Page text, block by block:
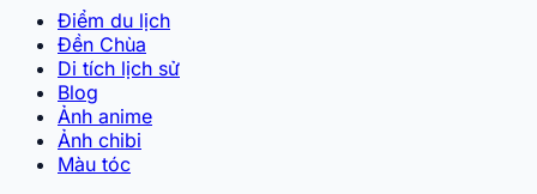
Điểm du lịch
Đền Chùa
Di tích lịch sử
Blog
Ảnh anime
Ảnh chibi
Màu tóc